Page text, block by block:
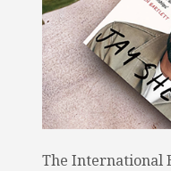
The International